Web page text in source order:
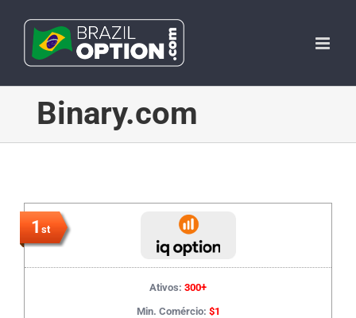
content
Binary.com
1st
Ativos: 300+
Min. Comércio: $1